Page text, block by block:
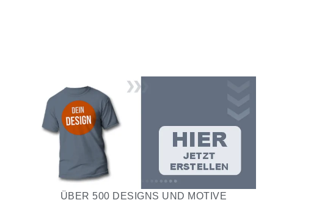
ÜBER 500 DESIGNS UND MOTIVE